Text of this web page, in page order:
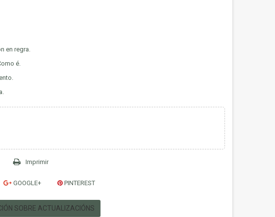
en regra.
é.
Imprimir
GOOGLE+ PINTEREST
SOBRE ACTUALIZACIÓNS